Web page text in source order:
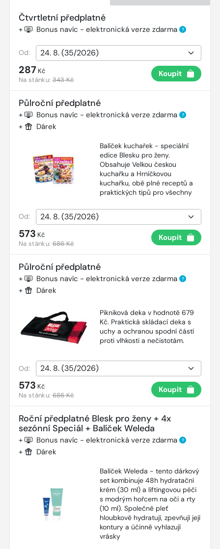
Čtvrtletní předplatné
+ Bonus navíc - elektronická verze zdarma ?
Od:
287 Kč
Na stánku:343 Kč
Koupit
Půlroční předplatné
+ Bonus navíc - elektronická verze zdarma ?
+ Dárek
Balíček kuchařek - speciální
edice Blesku pro ženy.
Obsahuje Velkou českou
kuchařku a Hrníčkovou
kuchařku, obě plné receptů a
praktických tipů pro všechny
Od:
573 Kč
Na stánku:686 Kč
Koupit
Půlroční předplatné
+ Bonus navíc - elektronická verze zdarma ?
+ Dárek
Pikniková deka v hodnotě 679
Kč. Praktická skládací deka s
uchy a ochranou spodní částí
proti vlhkosti a nečistotám.
Od:
573 Kč
Na stánku:686 Kč
Koupit
Roční předplatné Blesk pro ženy + 4x
sezónní Speciál + Balíček Weleda
+ Bonus navíc - elektronická verze zdarma ?
+ Dárek
Balíček Weleda - tento dárkový
set kombinuje 48h hydratační
krém (30 ml) a liftingovou péči
s modrým hořcem na oči a rty
(10 ml). Společně pleť
hloubkově hydratují, zpevňují její
kontury a účinně vyhlazují
vrásky